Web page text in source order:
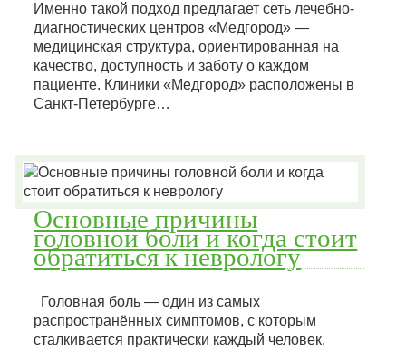
Именно такой подход предлагает сеть лечебно-
диагностических центров «Медгород» —
медицинская структура, ориентированная на
качество, доступность и заботу о каждом
пациенте. Клиники «Медгород» расположены в
Санкт-Петербурге…
Основные причины
головной боли и когда стоит
обратиться к неврологу
Головная боль — один из самых
распространённых симптомов, с которым
сталкивается практически каждый человек.